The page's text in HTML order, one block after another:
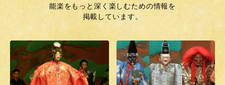
能楽をもっと深く楽しむための情報を
掲載しています。